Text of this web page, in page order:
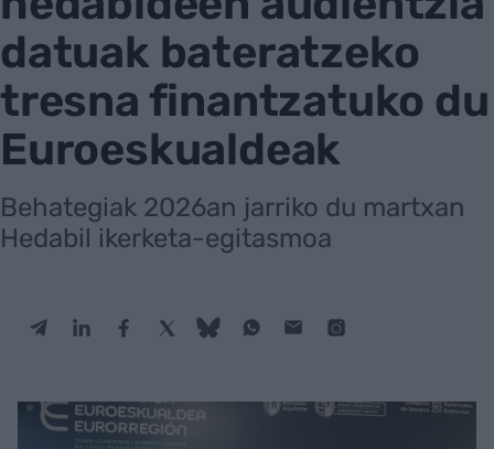
datuak bateratzeko
tresna finantzatuko du
Euroeskualdeak
Behategiak 2026an jarriko du martxan
Hedabil ikerketa-egitasmoa